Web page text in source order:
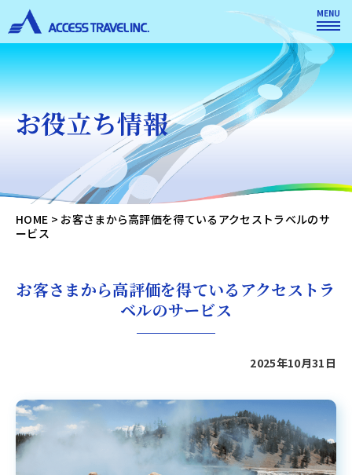
MENU
お役立ち情報
HOME > お客さまから高評価を得ているアクセストラベルのサ
ービス
お客さまから高評価を得ているアクセストラ
ベルのサービス
2025年10月31日